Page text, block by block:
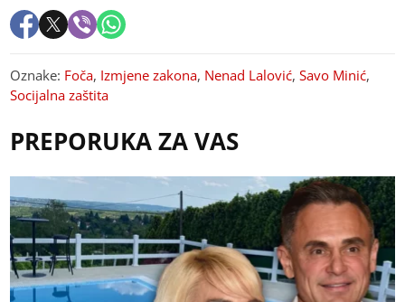
Oznake: Foča, Izmjene zakona, Nenad Lalović,Savo Minić,
Socijalna zaštita
PREPORUKA ZA VAS